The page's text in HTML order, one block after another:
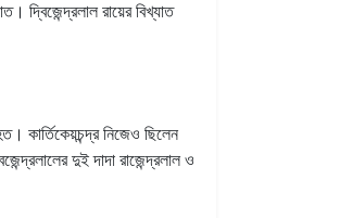
দ্বিজেন্দ্রলাল রায়ের বিখ্যাত
কার্তিকেয়চন্দ্র নিজেও ছিলেন
দুই দাদা রাজেন্দ্রলাল ও